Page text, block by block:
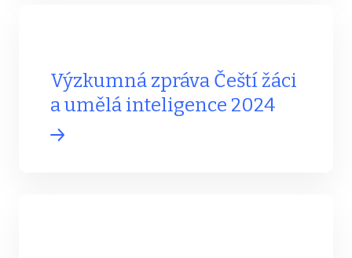
Výzkumná zpráva Čeští žáci
a umělá inteligence 2024